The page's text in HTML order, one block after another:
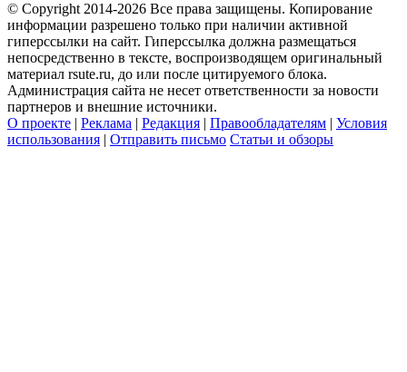
© Copyright 2014-2026 Все права защищены. Копирование
информации разрешено только при наличии активной
гиперссылки на сайт. Гиперссылка должна размещаться
непосредственно в тексте, воспроизводящем оригинальный
материал rsute.ru, до или после цитируемого блока.
Администрация сайта не несет ответственности за новости
партнеров и внешние источники.
О проекте | Реклама | Редакция | Правообладателям | Условия
использования | Отправить письмо Статьи и обзоры